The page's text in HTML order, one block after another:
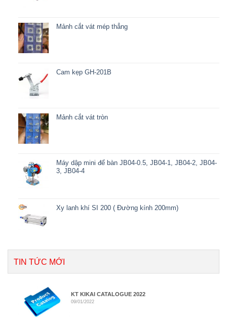
Mảnh cắt vát mép thẳng
Cam kẹp GH-201B
Mảnh cắt vát tròn
Máy dập mini để bàn JB04-0.5, JB04-1, JB04-2, JB04-
3, JB04-4
Xy lanh khí SI 200 ( Đường kính 200mm)
TIN TỨC MỚI
KT KIKAI CATALOGUE 2022
09/01/2022